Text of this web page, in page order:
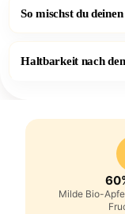
So mischst du
Haltbarkeit nach
Milde Bio-